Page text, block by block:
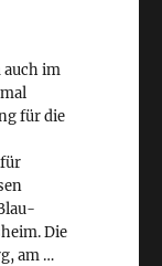
auch im
für die
Die
am …